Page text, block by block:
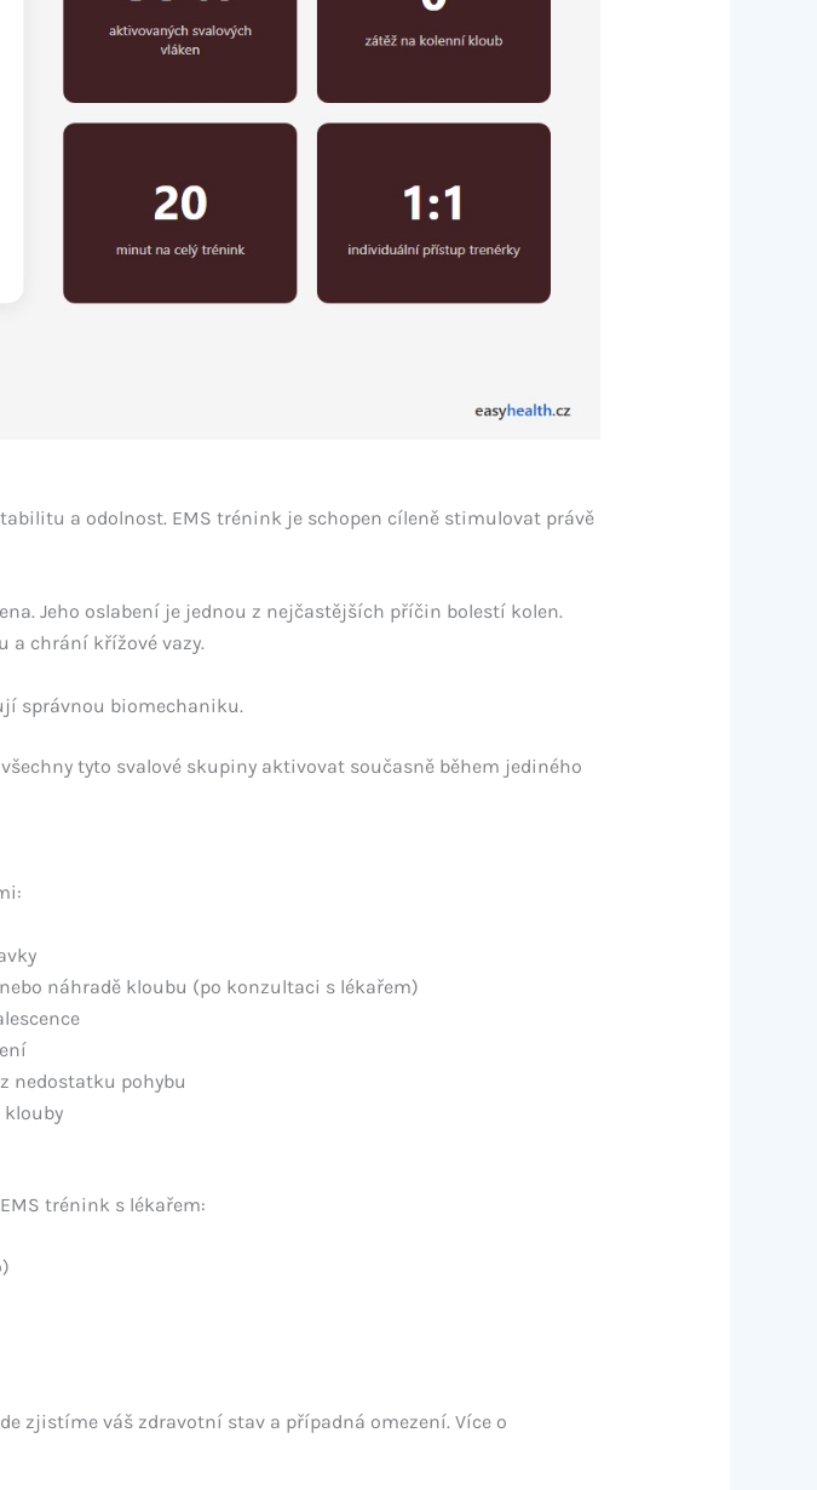
a odolnost. EMS trénink je schopen cíleně stimulovat právě
Jeho oslabení je jednou z nejčastějších příčin bolestí kolen.
a chrání křížové vazy.
správnou biomechaniku.
všechny tyto svalové skupiny aktivovat současně během jediného
náhradě kloubu (po konzultaci s lékařem)
nedostatku pohybu
klouby
trénink s lékařem:
zjistíme váš zdravotní stav a případná omezení. Více o